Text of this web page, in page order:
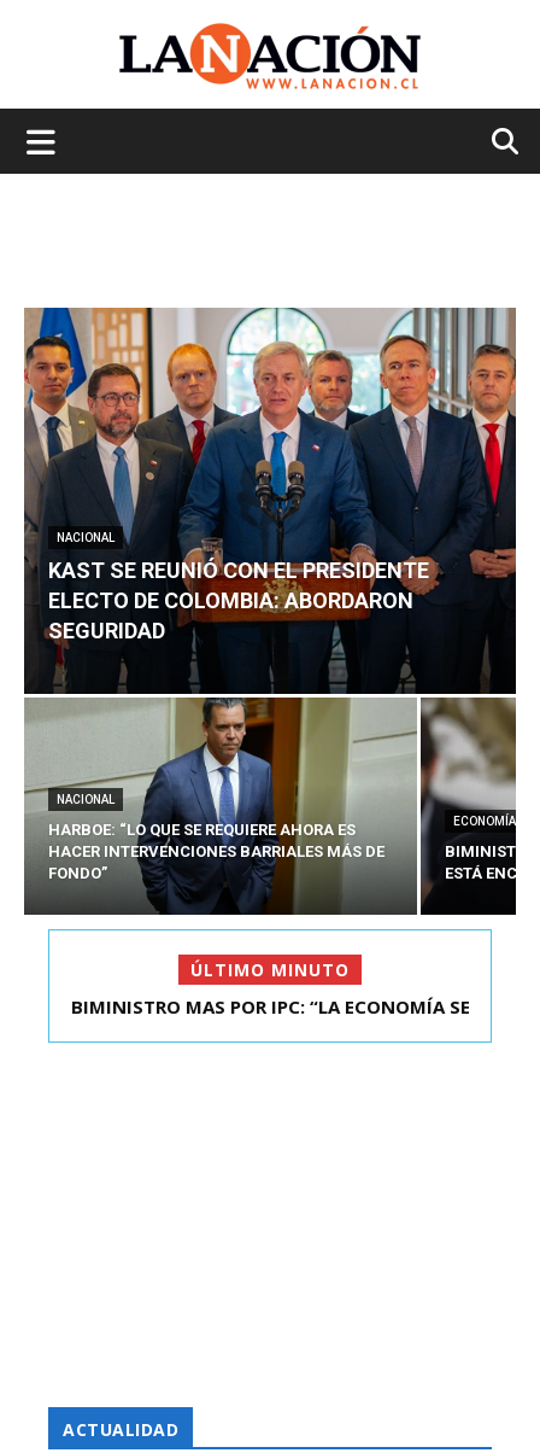
NACIONAL
KAST SE REUNIÓ CON EL PRESIDENTE
ELECTO DE COLOMBIA: ABORDARON
SEGURIDAD
NACIONAL
HARBOE: “LO QUE SE REQUIERE AHORA ES
HACER INTERVENCIONES BARRIALES MÁS DE
FONDO”
ECONOMÍA
BIMINISTRO
ESTÁ
ÚLTIMO MINUTO
KAST SE REUNIÓ CON EL PRESIDENTE ELECTO DE
BIMINISTRO MAS POR IPC: “LA ECONOMÍA SE
ACTUALIDAD